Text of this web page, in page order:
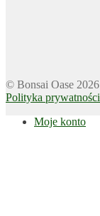
© Bonsai Oase 2026
Polityka prywatności
Moje konto